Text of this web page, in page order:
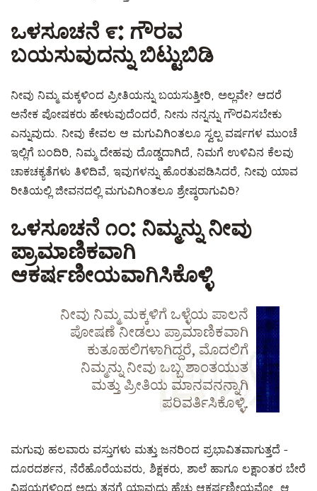
ಒಳಸೂಚನೆ ೯: ಗೌರವ
ಬಯಸುವುದನ್ನು ಬಿಟ್ಟುಬಿಡಿ
ನೀವು ನಿಮ್ಮ ಮಕ್ಕಳಿಂದ ಪ್ರೀತಿಯನ್ನು ಬಯಸುತ್ತೀರಿ, ಅಲ್ಲವೇ? ಆದರೆ
ಅನೇಕ ಪೋಷಕರು ಹೇಳುವುದೆಂದರೆ, ನೀನು ನನ್ನನ್ನು ಗೌರವಿಸಬೇಕು
ಎನ್ನುವುದು. ನೀವು ಕೇವಲ ಆ ಮಗುವಿಗಿಂತಲೂ ಸ್ವಲ್ಪ ವರ್ಷಗಳ ಮುಂಚೆ
ಇಲ್ಲಿಗೆ ಬಂದಿರಿ, ನಿಮ್ಮ ದೇಹವು ದೊಡ್ಡದಾಗಿದೆ, ನಿಮಗೆ ಉಳಿವಿನ ಕೆಲವು
ಚಾಕಚಕ್ಯತೆಗಳು ತಿಳಿದಿವೆ, ಇವುಗಳನ್ನು ಹೊರತುಪಡಿಸಿದರೆ, ನೀವು ಯಾವ
ರೀತಿಯಲ್ಲಿ ಜೀವನದಲ್ಲಿ ಮಗುವಿಗಿಂತಲೂ ಶ್ರೇಷ್ಠರಾಗುವಿರಿ?
ಒಳಸೂಚನೆ ೧೦: ನಿಮ್ಮನ್ನು ನೀವು
ಪ್ರಾಮಾಣಿಕವಾಗಿ
ಆಕರ್ಷಣೀಯವಾಗಿಸಿಕೊಳ್ಳಿ
ನೀವು ನಿಮ್ಮ ಮಕ್ಕಳಿಗೆ ಒಳ್ಳೆಯ ಪಾಲನೆ
ಪೋಷಣೆ ನೀಡಲು ಪ್ರಾಮಾಣಿಕವಾಗಿ
ಕುತೂಹಲಿಗಳಾಗಿದ್ದರೆ, ಮೊದಲಿಗೆ
ನಿಮ್ಮನ್ನು ನೀವು ಒಬ್ಬ ಶಾಂತಯುತ
ಮತ್ತು ಪ್ರೀತಿಯ ಮಾನವನನ್ನಾಗಿ
ಪರಿವರ್ತಿಸಿಕೊಳ್ಳಿ.
ಮಗುವು ಹಲವಾರು ವಸ್ತುಗಳು ಮತ್ತು ಜನರಿಂದ ಪ್ರಭಾವಿತವಾಗುತ್ತದೆ -
ದೂರದರ್ಶನ, ನೆರೆಹೊರೆಯವರು, ಶಿಕ್ಷಕರು, ಶಾಲೆ ಹಾಗೂ ಲಕ್ಷಾಂತರ ಬೇರೆ
ವಿಷಯಗಳಿಂದ ಅದು ತನಗೆ ಯಾವುದು ಹೆಚ್ಚು ಆಕರ್ಷಣೀಯವೋ, ಆ